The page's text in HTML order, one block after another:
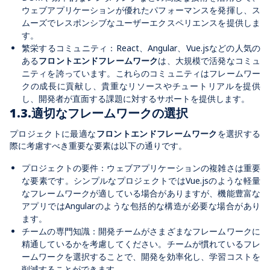
ウェブアプリケーションが優れたパフォーマンスを発揮し、ス
ムーズでレスポンシブなユーザーエクスペリエンスを提供しま
す。
繁栄するコミュニティ： React、Angular、 Vue.jsなどの人気の
あるフロントエンドフレームワークは、大規模で活発なコミュ
ニティを誇っています。これらのコミュニティはフレームワー
クの成長に貢献し、貴重なリソースやチュートリアルを提供
し、開発者が直面する課題に対するサポートを提供します。
1.3.適切なフレームワークの選択
プロジェクトに最適なフロントエンドフレームワーク を選択する
際に考慮すべき重要な要素は以下の通りです。
プロジェクトの要件：ウェブアプリケーションの複雑さは重要
な要素です。シンプルなプロジェクトではVue.jsのような軽量
なフレームワークが適している場合がありますが、機能豊富な
アプリではAngularのような包括的な構造が必要な場合があり
ます。
チームの専門知識：開発チームがさまざまなフレームワークに
精通しているかを考慮してください。チームが慣れているフレ
ームワークを選択することで、開発を効率化し、学習コストを